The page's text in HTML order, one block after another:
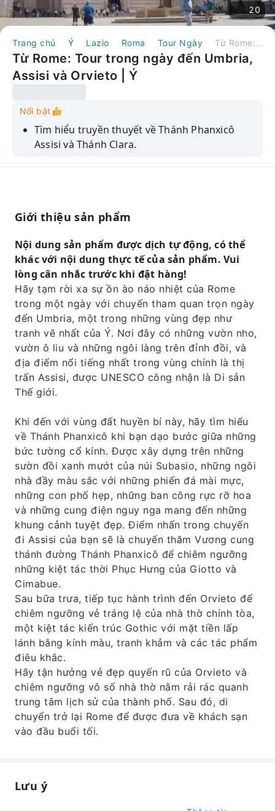
20
Trang chủ Ý Lazio Roma Tour Ngày Từ Rome: Tour trong ngày đến Umbria, Assisi và Orvieto | Ý
Từ Rome: Tour trong ngày đến Umbria,
Assisi và Orvieto | Ý
Nổi bật
Tìm hiểu truyền thuyết về Thánh Phanxicô
Assisi và Thánh Clara.
trợ lý du lịch cho toàn bộ chuyến đi
Hướng dẫn viên du lịch chính thức 2 giờ tại
Chiêm ngưỡng vẻ đẹp tráng lệ của Nhà thờ
Orvieto, một kiệt tác của kiến ​​trúc Gothic.
Giới thiệu sản phẩm
Nội dung sản phẩm được dịch tự động, có thể
khác với nội dung thực tế của sản phẩm. Vui
lòng cân nhắc trước khi đặt hàng!
Hãy tạm rời xa sự ồn ào náo nhiệt của Rome
trong một ngày với chuyến tham quan trọn ngày
đến Umbria, một trong những vùng đẹp như
tranh vẽ nhất của Ý. Nơi đây có những vườn nho,
vườn ô liu và những ngôi làng trên đỉnh đồi, và
địa điểm nổi tiếng nhất trong vùng chính là thị
trấn Assisi, được UNESCO công nhận là Di sản
Thế giới.
Khi đến với vùng đất huyền bí này, hãy tìm hiểu
về Thánh Phanxicô khi bạn dạo bước giữa những
bức tường cổ kính. Được xây dựng trên những
sườn đồi xanh mướt của núi Subasio, những ngôi
nhà đầy màu sắc với những phiến đá mài mực,
những con phố hẹp, những ban công rực rỡ hoa
và những cung điện nguy nga mang đến những
khung cảnh tuyệt đẹp. Điểm nhấn trong chuyến
đi Assisi của bạn sẽ là chuyến thăm Vương cung
thánh đường Thánh Phanxicô để chiêm ngưỡng
những kiệt tác thời Phục Hưng của Giotto và
Cimabue.
Sau bữa trưa, tiếp tục hành trình đến Orvieto để
chiêm ngưỡng vẻ tráng lệ của nhà thờ chính tòa,
một kiệt tác kiến ​​trúc Gothic với mặt tiền lấp
lánh bằng kính màu, tranh khảm và các tác phẩm
điêu khắc.
Hãy tận hưởng vẻ đẹp quyến rũ của Orvieto và
chiêm ngưỡng vô số nhà thờ nằm ​​rải rác quanh
trung tâm lịch sử của thành phố. Sau đó, di
chuyển trở lại Rome để được đưa về khách sạn
vào đầu buổi tối.
Lưu ý